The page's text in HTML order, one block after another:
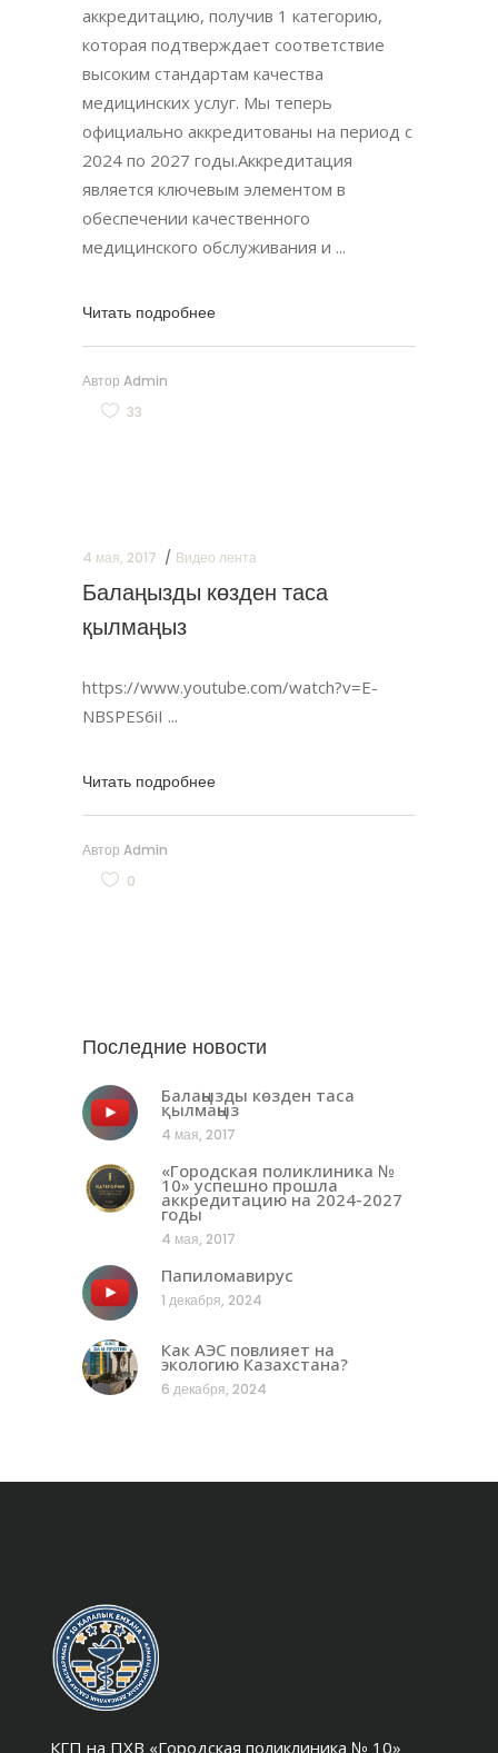
аккредитацию, получив 1 категорию,
которая подтверждает соответствие
высоким стандартам качества
медицинских услуг. Мы теперь
официально аккредитованы на период с
2024 по 2027 годы.Аккредитация
является ключевым элементом в
обеспечении качественного
медицинского обслуживания и
Читать подробнее
Автор Admin
33
4 мая, 2017 Видео лента
Балаңызды көзден таса
қылмаңыз
https://www.youtube.com/watch?v=E-
NBSPES6iI
Читать подробнее
Автор Admin
0
Последние новости
Балаңызды көзден таса
қылмаңыз
4 мая, 2017
«Городская поликлиника №
10» успешно прошла
аккредитацию на 2024-2027
годы
4 мая, 2017
Папиломавирус
1 декабря, 2024
Как АЭС повлияет на
экологию Казахстана?
6 декабря, 2024
КГП на ПХВ «Городская поликлиника № 10»